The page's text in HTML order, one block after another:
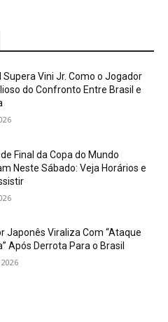
Supera Vini Jr. Como o Jogador
do Confronto Entre Brasil e
Final da Copa do Mundo
Neste Sábado: Veja Horários e
Japonês Viraliza Com “Ataque
Após Derrota Para o Brasil